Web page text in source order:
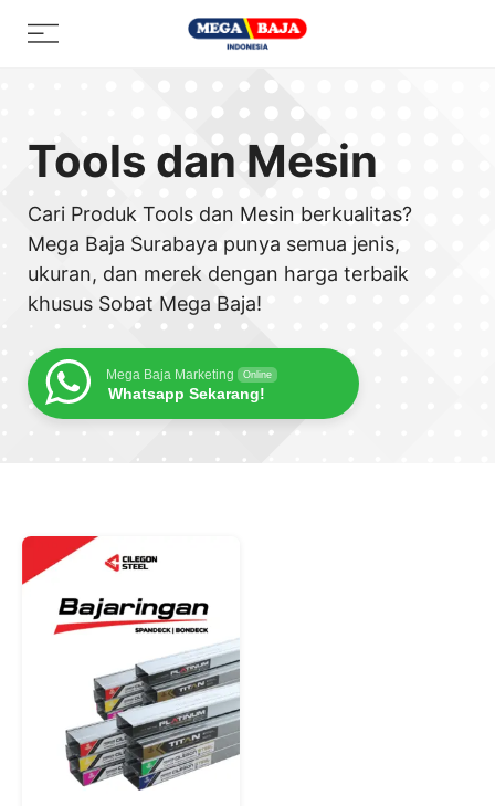
Menu
Tools dan Mesin
Cari Produk Tools dan Mesin berkualitas?
Mega Baja Surabaya punya semua jenis,
ukuran, dan merek dengan harga terbaik
khusus Sobat Mega Baja!
Mega Baja Marketing Online
Whatsapp Sekarang!